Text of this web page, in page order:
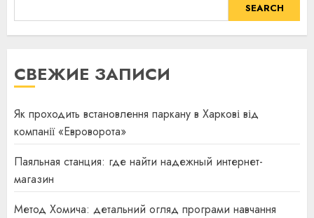
SEARCH
СВЕЖИЕ ЗАПИСИ
Як проходить встановлення паркану в Харкові від
компанії «Евроворота»
Паяльная станция: где найти надежный интернет-
магазин
Метод Хомича: детальний огляд програми навчання